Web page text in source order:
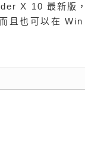
X 10 最新版
且也可以在